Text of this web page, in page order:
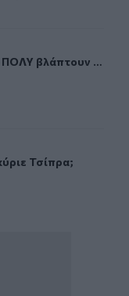
ΠΟΛΥ βλάπτουν …
ΠΟΛΥ βλάπτουν …
Τσίπρα;
Τσίπρα;